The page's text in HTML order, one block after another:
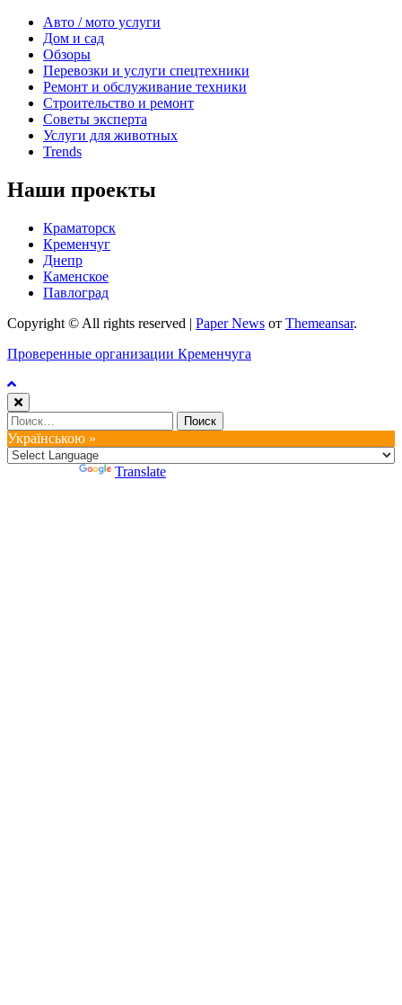
Авто / мото услуги
Дом и сад
Обзоры
Перевозки и услуги спецтехники
Ремонт и обслуживание техники
Строительство и ремонт
Советы эксперта
Услуги для животных
Trends
Наши проекты
Краматорск
Кременчуг
Днепр
Каменское
Павлоград
Copyright © All rights reserved | Paper News от Themeansar.
Проверенные организации Кременчуга
Найти:
Українською »
Translate